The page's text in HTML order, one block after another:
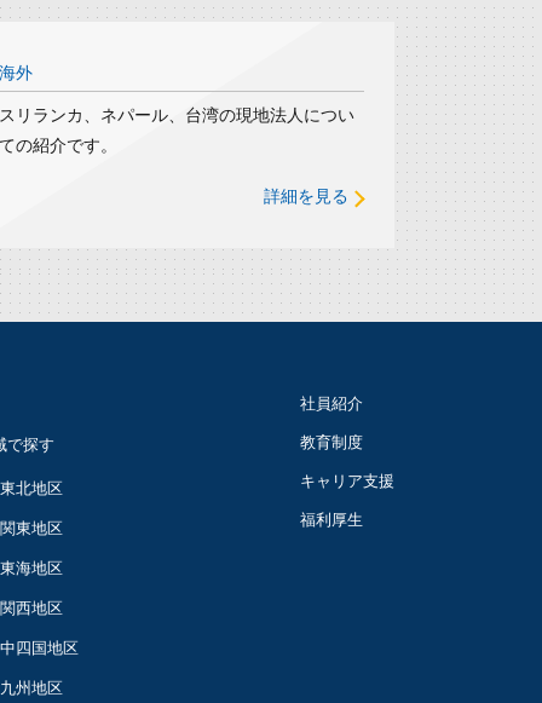
海外
スリランカ、ネパール、台湾の現地法人につい
ての紹介です。
詳細を見る
で探す
東北地区
関東地区
東海地区
関西地区
中四国地区
九州地区
社員紹介
教育制度
キャリア支援
福利厚生